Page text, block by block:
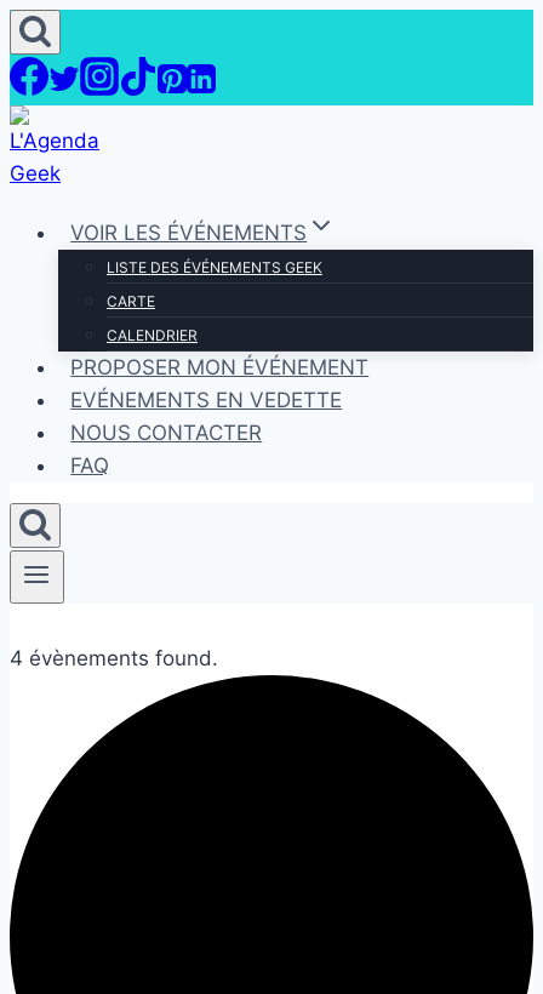
Aller
au
contenu
VOIR LES ÉVÉNEMENTS
LISTE DES ÉVÉNEMENTS GEEK
CARTE
CALENDRIER
PROPOSER MON ÉVÉNEMENT
EVÉNEMENTS EN VEDETTE
NOUS CONTACTER
FAQ
4 évènements found.